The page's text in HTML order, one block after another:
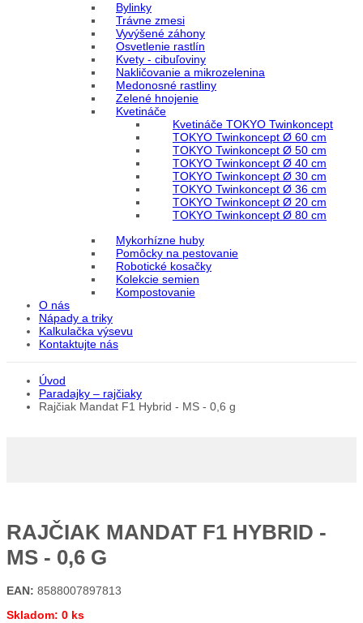
Bylinky
Trávne zmesi
Vyvýšené záhony
Osvetlenie rastlín
Kvety - cibuľoviny
Nakličovanie a mikrozelenina
Medonosné rastliny
Zelené hnojenie
Kvetináče
Kvetináče TOKYO Twinkoncept
TOKYO Twinkoncept Ø 60 cm
TOKYO Twinkoncept Ø 50 cm
TOKYO Twinkoncept Ø 40 cm
TOKYO Twinkoncept Ø 30 cm
TOKYO Twinkoncept Ø 36 cm
TOKYO Twinkoncept Ø 20 cm
TOKYO Twinkoncept Ø 80 cm
Mykorhízne huby
Pomôcky na pestovanie
Robotické kosačky
Kolekcie semien
Kompostovanie
O nás
Nápady a triky
Kalkulačka výsevu
Kontaktujte nás
Úvod
Paradajky – rajčiaky
Rajčiak Mandat F1 Hybrid - MS - 0,6 g
RAJČIAK MANDAT F1 HYBRID -
MS - 0,6 G
EAN: 8588007897813
Skladom: 0 ks